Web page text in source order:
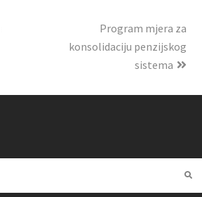
Program mjera za
konsolidaciju penzijskog
sistema